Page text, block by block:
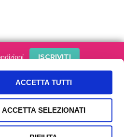
ACCETTA TUTTI
ACCETTA SELEZIONATI